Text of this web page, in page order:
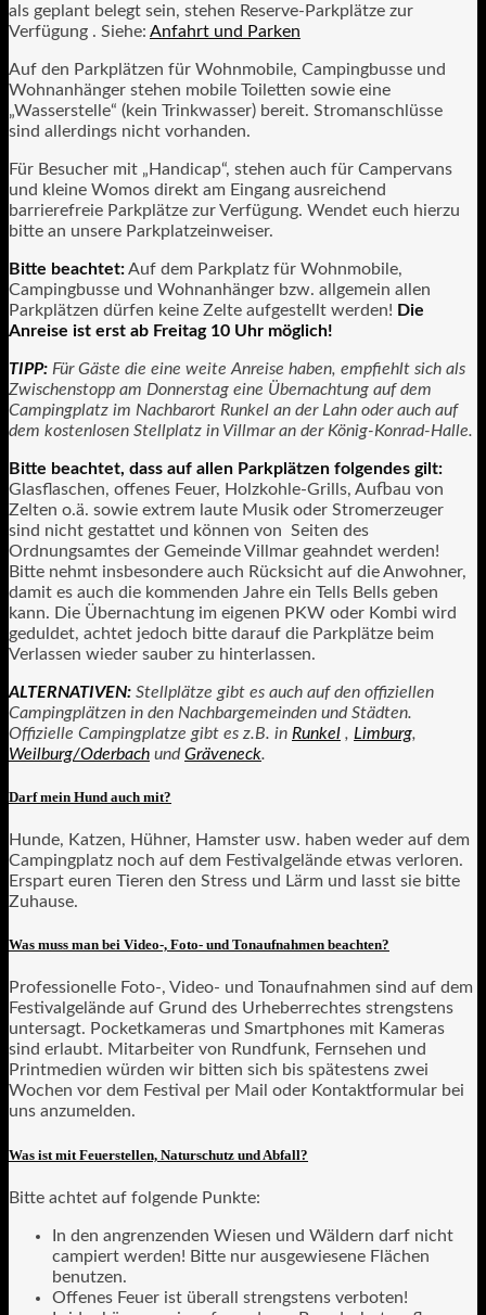
als geplant belegt sein, stehen Reserve-Parkplätze zur
Verfügung . Siehe: Anfahrt und Parken
Auf den Parkplätzen für Wohnmobile, Campingbusse und
Wohnanhänger stehen mobile Toiletten sowie eine
„Wasserstelle“ (kein Trinkwasser) bereit. Stromanschlüsse
sind allerdings nicht vorhanden.
Für Besucher mit „Handicap“, stehen auch für Campervans
und kleine Womos direkt am Eingang ausreichend
barrierefreie Parkplätze zur Verfügung. Wendet euch hierzu
bitte an unsere Parkplatzeinweiser.
Bitte beachtet:Auf dem Parkplatz für Wohnmobile,
Campingbusse und Wohnanhänger bzw. allgemein allen
Parkplätzen dürfen keine Zelte aufgestellt werden! Die
Anreise ist erst ab Freitag 10 Uhr möglich!
TIPP: Für Gäste die eine weite Anreise haben, empfiehlt sich als
Zwischenstopp am Donnerstag eine Übernachtung auf dem
Campingplatz im Nachbarort Runkel an der Lahn oder auch auf
dem kostenlosen Stellplatz in Villmar an der König-Konrad-Halle.
Bitte beachtet, dass auf allen Parkplätzen folgendes gilt:
Glasflaschen, offenes Feuer, Holzkohle-Grills, Aufbau von
Zelten o.ä. sowie extrem laute Musik oder Stromerzeuger
sind nicht gestattet und können von Seiten des
Ordnungsamtes der Gemeinde Villmar geahndet werden!
Bitte nehmt insbesondere auch Rücksicht auf die Anwohner,
damit es auch die kommenden Jahre ein Tells Bells geben
kann. Die Übernachtung im eigenen PKW oder Kombi wird
geduldet, achtet jedoch bitte darauf die Parkplätze beim
Verlassen wieder sauber zu hinterlassen.
ALTERNATIVEN: Stellplätze gibt es auch auf den offiziellen
Campingplätzen in den Nachbargemeinden und Städten.
Offizielle Campingplatze gibt es z.B. in Runkel , Limburg,
Weilburg/Oderbach undGräveneck.
Darf mein Hund auch mit?
Hunde, Katzen, Hühner, Hamster usw. haben weder auf dem
Campingplatz noch auf dem Festivalgelände etwas verloren.
Erspart euren Tieren den Stress und Lärm und lasst sie bitte
Zuhause.
Was muss man bei Video-, Foto- und Tonaufnahmen beachten?
Professionelle Foto-, Video- und Tonaufnahmen sind auf dem
Festivalgelände auf Grund des Urheberrechtes strengstens
untersagt. Pocketkameras und Smartphones mit Kameras
sind erlaubt. Mitarbeiter von Rundfunk, Fernsehen und
Printmedien würden wir bitten sich bis spätestens zwei
Wochen vor dem Festival per Mail oder Kontaktformular bei
uns anzumelden.
Was ist mit Feuerstellen, Naturschutz und Abfall?
Bitte achtet auf folgende Punkte:
In den angrenzenden Wiesen und Wäldern darf nicht
campiert werden! Bitte nur ausgewiesene Flächen
benutzen.
Offenes Feuer ist überall strengstens verboten!